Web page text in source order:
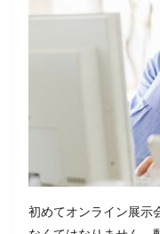
初めてオンライン展示